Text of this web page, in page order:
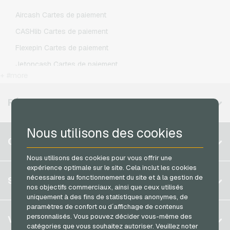
Nous utilisons des cookies
Nous utilisons des cookies pour vous offrir une
expérience optimale sur le site. Cela inclut les cookies
nécessaires au fonctionnement du site et à la gestion de
nos objectifs commerciaux, ainsi que ceux utilisés
uniquement à des fins de statistiques anonymes, de
paramètres de confort ou d´affichage de contenus
personnalisés. Vous pouvez décider vous-même des
catégories que vous souhaitez autoriser. Veuillez noter
Aircash Cartes de paiement
CASHlib Cartes de paiement
Flexepin Cartes de paiement
Jetoncash Cartes de paiement
Neosurf Cartes de paiement
PCS Cartes de paiement
Razer Gold Cartes de paiement
Transcash Cartes de paiement
RÉGIONS DISPONIBLES
Belgique
Allemagne (DE)
Allemagne (EN)
France
Italie
COMPTE
S´inscrire
S´inscrire
Mon panier
SERVICE
FAQ
VGO-SHOP